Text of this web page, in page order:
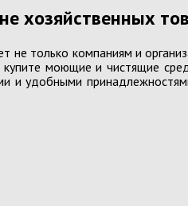
Мел школьный, мелки восковые
хозяйственных
не только компаниям и
моющие и чистящие
и удобными